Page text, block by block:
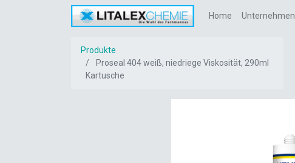
Home Unternehmen
Produkte
Proseal 404 weiß, niedriege Viskosität, 290ml
Kartusche